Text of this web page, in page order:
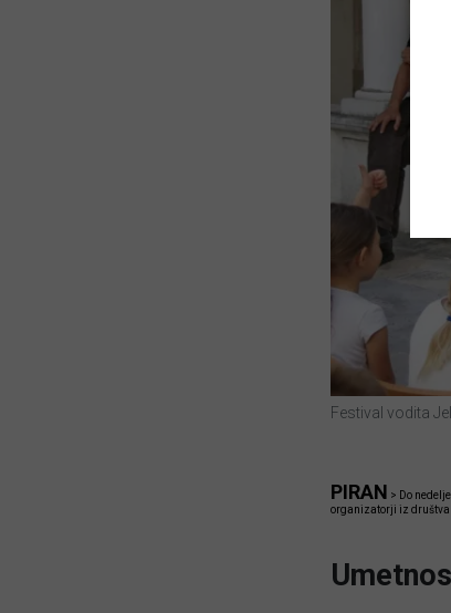
Festival vodita
PIRAN > Do
organizatorji iz društva